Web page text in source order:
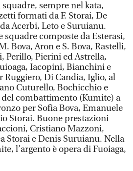
sempre nel kata,
formati da F. Storai, De
Acerbi, Leto e Suruianu.
squadre composte da Esterasi,
Bova, Aron e S. Bova, Rastelli,
Perillo, Pierini ed Astrella,
Iacopini, Bianchini e
Di Candia, Iglio, al
Cuturello, Bochicchio e
combattimento (Kumite) a
per Sofia Bova, Emanuele
Storai. Buone prestazioni
Cristiano Mazzoni,
Storai e Denis Suruianu. Nella
l’argento è opera di Fuoiaga,